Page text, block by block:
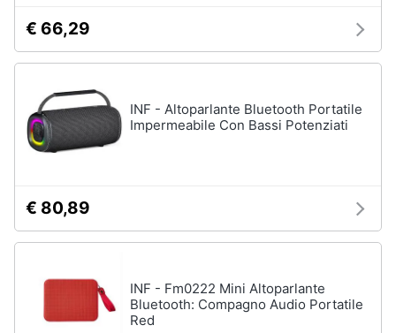
€ 66,29
INF - Altoparlante Bluetooth Portatile
Impermeabile Con Bassi Potenziati
€ 80,89
INF - Fm0222 Mini Altoparlante
Bluetooth: Compagno Audio Portatile
Red